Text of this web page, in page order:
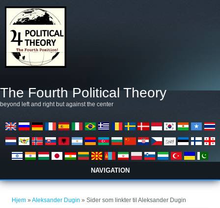
The Fourth Political Theory
beyond left and right but against the center
NAVIGATION
Hjem »Aleksander Dugin» Sider som linkter til Aleksander Dugin